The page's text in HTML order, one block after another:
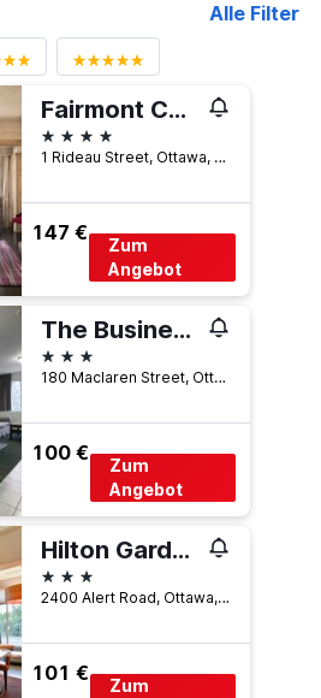
Alle Filter
Fairmont Château Laurier
4 Sterne
1 Rideau Street, Ottawa, ON, Kanada
147 €
Zum
Angebot
The Business Inn
3 Sterne
180 Maclaren Street, Ottawa, ON, Kanada
100 €
Zum
Angebot
Hilton Garden Inn Ottawa Airport
3 Sterne
2400 Alert Road, Ottawa, ON, Kanada
101 €
Zum